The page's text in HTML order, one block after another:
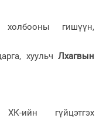
холбооны гишүүн,
хуульч Лхагвын
ийн гүйцэтгэх